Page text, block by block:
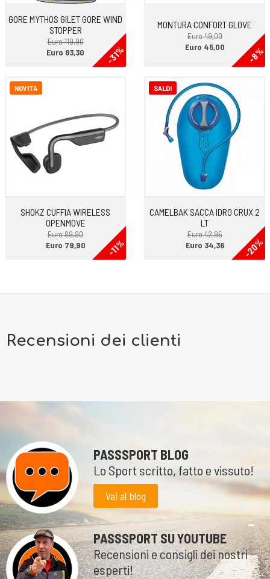
-DROP: 11 mm
-TERRENO DI UTILIZZO: Sterrato
CONSIGLI DI UTILIZZO. Salomon Xa Pro 3d V9 è la scelta giusta per chi
cerca una scarpa robusta, ben ammortizzata e dall’appoggio sicuro.
Ideale per le camminate in montagna e per chi ama il Trail di media
distanza dove l’esigenza principale è stabilità e controllo.
GORE MYTHOS GILET GORE WIND
STOPPER
Euro 119,90
-31%
Euro 83,30
MONTURA CONFORT GLOVE
Euro 49,00
-8%
Euro 45,00
NOVITÀ
SHOKZ CUFFIA WIRELESS
OPENMOVE
Euro 89,90
-11%
Euro 79,90
SALDI
CAMELBAK SACCA IDRO CRUX 2
LT
Euro 42,95
-20%
Euro 34,36
Recensioni dei clienti
PASSSPORT BLOG
Lo Sport scritto, fatto e vissuto!
Vai al blog
PASSSPORT SU YOUTUBE
Recensioni e consigli dei nostri
esperti!